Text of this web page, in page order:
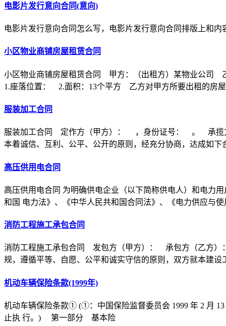
电影片发行意向合同(意向)
电影片发行意向合同怎么写，电影片发行意向合同排版上和
小区物业商铺房屋租赁合同
小区物业商铺房屋租赁合同 甲方：（出租方）某物业公司
1.座落位置： 2.面积：13个平方 乙方对甲方所要出租的房
服装加工合同
服装加工合同 定作方（甲方）： ，身份证号： 。 承揽
本着诚信、互利、公平、公开的原则，经充分协商，达成如下
高压供用电合同
高压供用电合同 为明确供电企业（以下简称供电人）和电力
和国 电力法》、《中华人民共和国合同法》、《电力供应与
消防工程施工承包合同
消防工程施工承包合同 发包方（甲方）： 承包方（乙方）
规，遵循平等、自愿、公平和诚实守信的原则，双方就本建设
机动车辆保险条款(1999年)
机动车辆保险条款① (①：中国保险监督委员会 1999 年 2 月
止执 行。) 第一部分 基本险